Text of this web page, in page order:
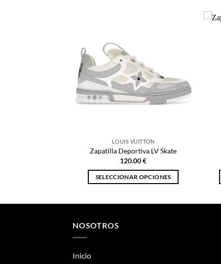
LOUIS VUITTON
Zapatilla Deportiva LV Skate
120.00€
SELECCIONAR OPCIONES
NOSOTROS
Inicio